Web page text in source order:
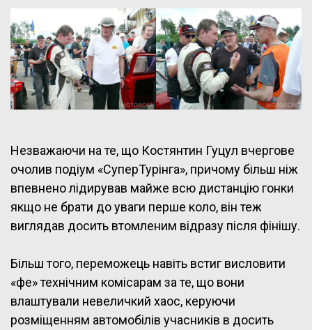
Незважаючи на те, що Костянтин Гуцул вчергове
очолив подіум «СуперТурінга», причому більш ніж
впевнено лідирував майже всю дистанцію гонки
якщо не брати до уваги перше коло, він теж
виглядав досить втомленим відразу після фінішу.
Більш того, переможець навіть встиг висловити
«фе» технічним комісарам за те, що вони
влаштували невеличкий хаос, керуючи
розміщенням автомобілів учасників в досить